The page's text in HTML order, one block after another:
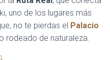
uno de los lugares más
no te pierdas el Palacio
rodeado de naturaleza.